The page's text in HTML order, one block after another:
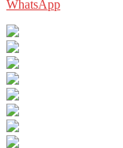
WhatsApp